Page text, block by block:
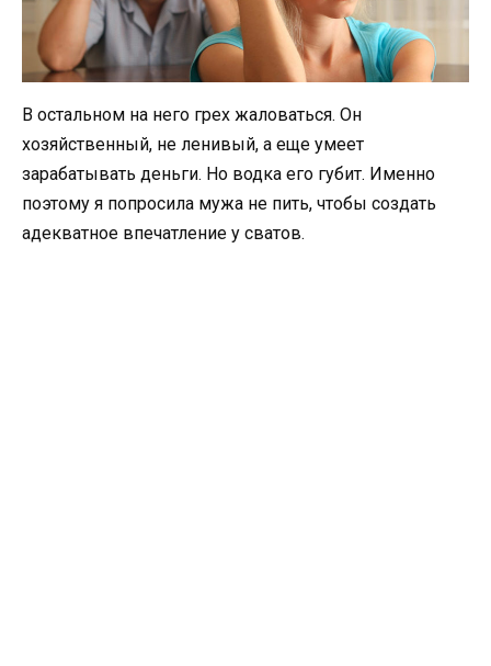
В остальном на него грех жаловаться. Он
хозяйственный, не ленивый, а еще умеет
зарабатывать деньги. Но водка его губит. Именно
поэтому я попросила мужа не пить, чтобы создать
адекватное впечатление у сватов.